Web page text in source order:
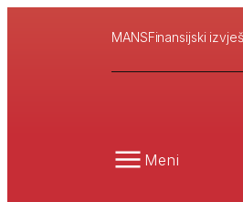
MANSFinansijski
Meni